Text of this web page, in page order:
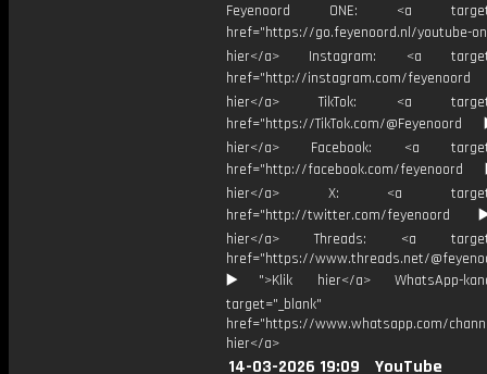
Feyenoord ONE: <a
href="https://go.feyenoord.nl/youtube-
hier</a> Instagram: <a
href="http://instagram.com/
hier</a> TikTok: <a
href="https://TikTok.com/
hier</a> Facebook: <a
href="http://facebook.com/
hier</a> X: <a
href="http://twitter.com/
hier</a> Threads: <a
href="https://www.threads.net/
▶️">Klik hier</a> WhatsApp-
target="_blank"
href="https://www.whatsapp.com/
hier</a>
14-03-2026 19:09
YouTube